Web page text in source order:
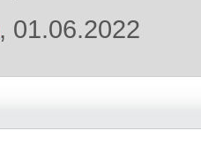
, 01.06.2022